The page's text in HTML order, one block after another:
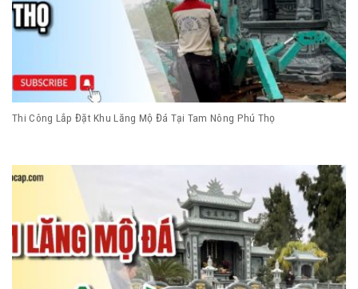
Thi Công Lắp Đặt Khu Lăng Mộ Đá Tại Tam Nông Phú Thọ